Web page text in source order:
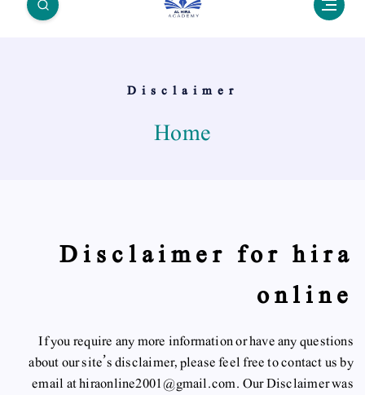
اک نسخہ کیمیا ساتھ لایا
Disclaimer
Home
Disclaimer for hira
online
If you require any more information or have any questions
about our site’s disclaimer, please feel free to contact us by
email at hiraonline2001@gmail.com. Our Disclaimer was